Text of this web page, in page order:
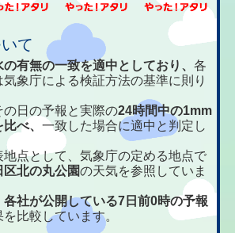
て
の有無の一致を適中としており、各
象庁による検証方法の基準に則り
日の予報と実際の24時間中の1mm
比べ、一致した場合に適中と判定し
点として、気象庁の定める地点で
区北の丸公園の天気を参照していま
各社が公開している7日前0時の予報
比較しています。